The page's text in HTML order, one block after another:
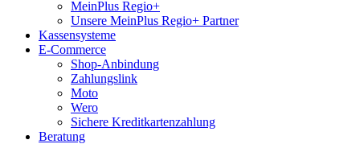
MeinPlus Regio+
Unsere MeinPlus Regio+ Partner
Kassensysteme
E-Commerce
Shop-Anbindung
Zahlungslink
Moto
Wero
Sichere Kreditkartenzahlung
Beratung